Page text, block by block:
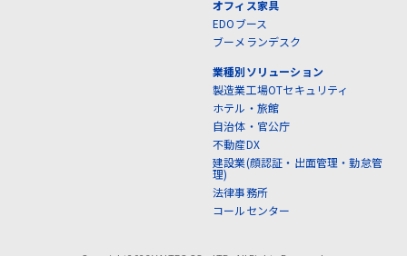
オフィス家具
EDOブース
ブーメランデスク
業種別ソリューション
製造業工場OTセキュリティ
ホテル・旅館
自治体・官公庁
不動産DX
建設業(顔認証・出面管理・勤怠管
理)
法律事務所
コールセンター